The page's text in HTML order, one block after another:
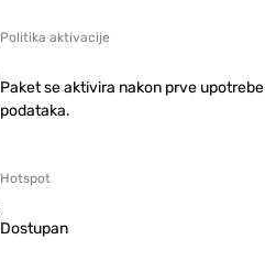
Politika aktivacije
Paket se aktivira nakon prve upotrebe
podataka.
Hotspot
Dostupan